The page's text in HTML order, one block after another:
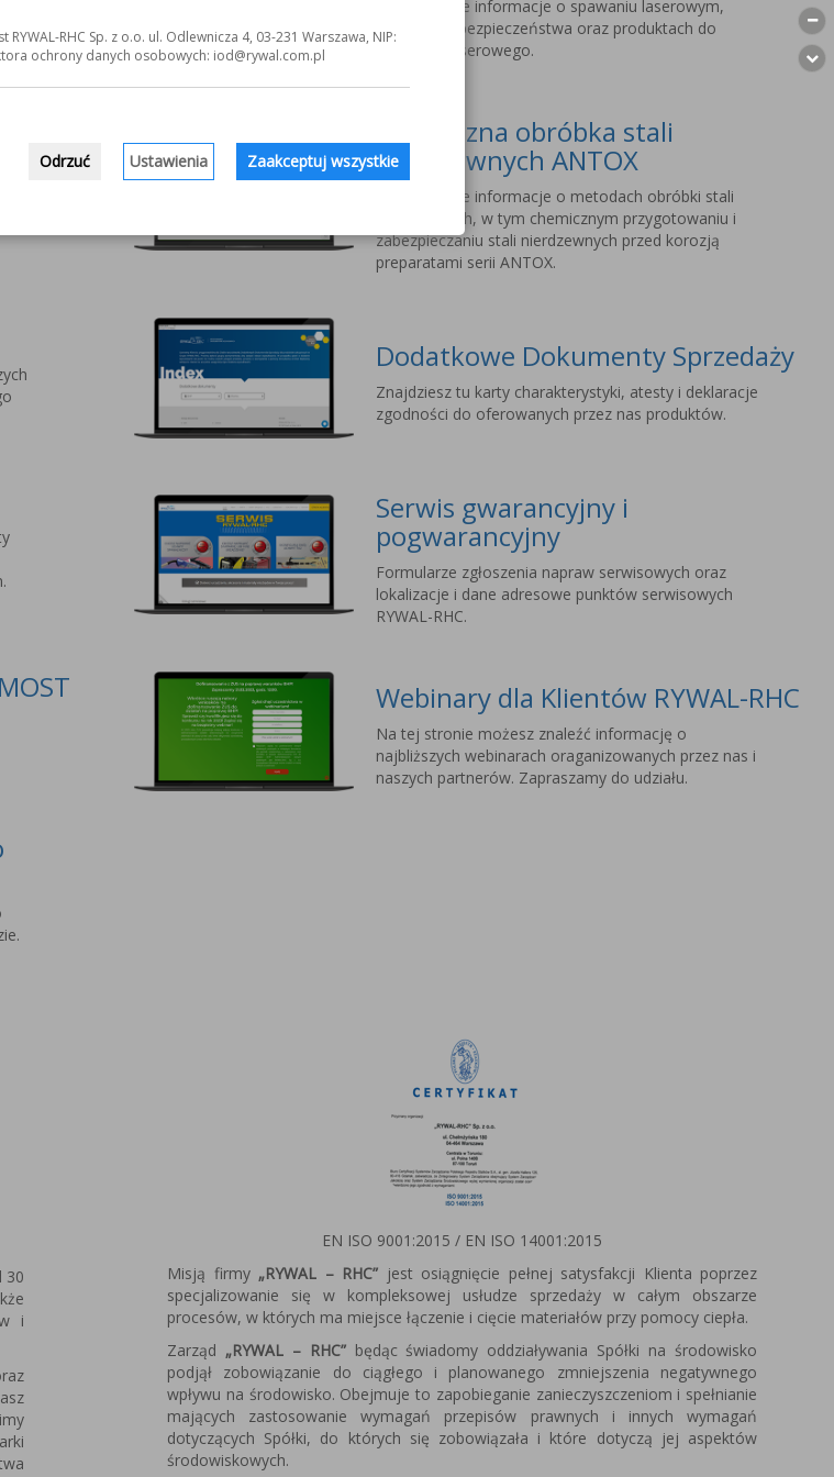
Szczegółowe informacje o spawaniu laserowym,
wymogach bezpieczeństwa oraz produktach do
spawania laserowego.
Chemiczna obróbka stali
nierdzewnych ANTOX
Szczegółowe informacje o metodach obróbki stali
nierdzewnych, w tym chemicznym przygotowaniu i
zabezpieczaniu stali nierdzewnych przed korozją
preparatami serii ANTOX.
Dodatkowe Dokumenty Sprzedaży
Znajdziesz tu karty charakterystyki, atesty i deklaracje
zgodności do oferowanych przez nas produktów.
Serwis gwarancyjny i
pogwarancyjny
Formularze zgłoszenia napraw serwisowych oraz
lokalizacje i dane adresowe punktów serwisowych
RYWAL-RHC.
Webinary dla Klientów RYWAL-RHC
Na tej stronie możesz znaleźć informację o
najbliższych webinarach oraganizowanych przez nas i
naszych partnerów. Zapraszamy do udziału.
30
i
EN ISO 9001:2015 / EN ISO 14001:2015
Misją firmy „RYWAL – RHC” jest osiągnięcie pełnej satysfakcji Klienta poprzez
specjalizowanie się w kompleksowej usłudze sprzedaży w całym obszarze
procesów, w których ma miejsce łączenie i cięcie materiałów przy pomocy ciepła.
Zarząd „RYWAL – RHC”będąc świadomy oddziaływania Spółki na środowisko
podjął zobowiązanie do ciągłego i planowanego zmniejszenia negatywnego
wpływu na środowisko. Obejmuje to zapobieganie zanieczyszczeniom i spełnianie
mających zastosowanie wymagań przepisów prawnych i innych wymagań
dotyczących Spółki, do których się zobowiązała i które dotyczą jej aspektów
środowiskowych.
RHC Sp. z o.o. ul. Odlewnicza 4, 03-231 Warszawa, NIP:
ochrony danych osobowych: iod@rywal.com.pl
Odrzuć Ustawienia Zaakceptuj wszystkie